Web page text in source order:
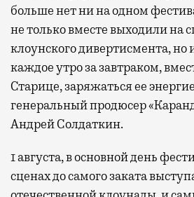
больше нет ни на одном
не только вместе выходили на
клоунского дивертисмента, но
каждое утро за завтраком,
Старице, заряжаться ее
генеральный продюсер
Андрей Солдаткин.
1 августа, в основной день
сценах до самого заката